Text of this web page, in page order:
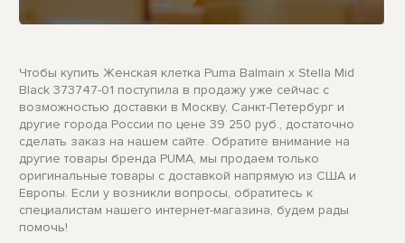
Чтобы купить Женская клетка Puma Balmain x Stella Mid
Black 373747-01 поступила в продажу уже сейчас с
возможностью доставки в Москву, Санкт-Петербург и
другие города России по цене 39 250 руб., достаточно
сделать заказ на нашем сайте. Обратите внимание на
другие товары бренда PUMA, мы продаем только
оригинальные товары с доставкой напрямую из США и
Европы. Если у возникли вопросы, обратитесь к
специалистам нашего интернет-магазина, будем рады
помочь!